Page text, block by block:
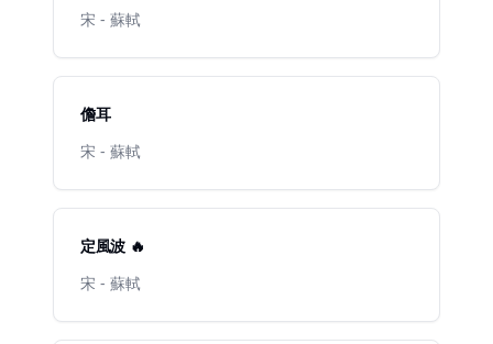
宋 - 蘇軾
儋耳
宋 - 蘇軾
定風波 🔥
宋 - 蘇軾